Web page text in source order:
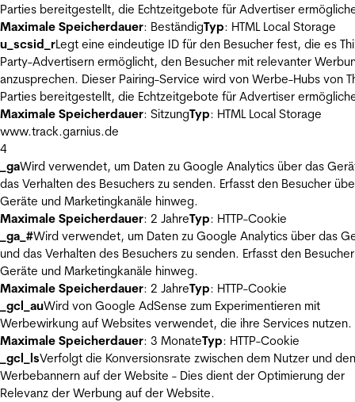
Parties bereitgestellt, die Echtzeitgebote für Advertiser
Maximale Speicherdauer: BeständigTyp: HTML Local Storage
u_scsid_rLegt eine eindeutige ID für den Besucher fest, die es
Party-Advertisern ermöglicht, den Besucher mit relevanter
anzusprechen. Dieser Pairing-Service wird von Werbe-Hubs von
Parties bereitgestellt, die Echtzeitgebote für Advertiser
Maximale Speicherdauer: SitzungTyp: HTML Local Storage
www.track.garnius.de
4
_gaWird verwendet, um Daten zu Google Analytics über das
das Verhalten des Besuchers zu senden. Erfasst den Besucher
Geräte und Marketingkanäle hinweg.
Maximale Speicherdauer: 2 JahreTyp: HTTP-Cookie
_ga_#Wird verwendet, um Daten zu Google Analytics über das
und das Verhalten des Besuchers zu senden. Erfasst den
Geräte und Marketingkanäle hinweg.
Maximale Speicherdauer: 2 JahreTyp: HTTP-Cookie
_gcl_auWird von Google AdSense zum Experimentieren mit
Werbewirkung auf Websites verwendet, die ihre Services nutzen.
Maximale Speicherdauer: 3 MonateTyp: HTTP-Cookie
_gcl_lsVerfolgt die Konversionsrate zwischen dem Nutzer und den
Werbebannern auf der Website - Dies dient der Optimierung der
Relevanz der Werbung auf der Website.